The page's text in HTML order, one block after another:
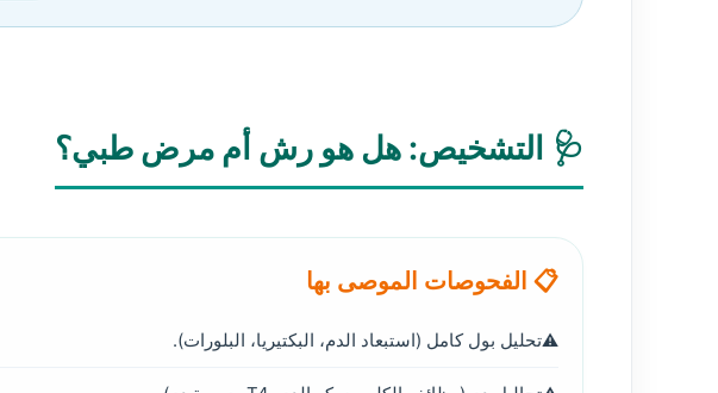
🩺 التشخيص: هل هو رش أم مرض طبي؟
📋 الفحوصات الموصى بها
تحليل بول كامل (استبعاد الدم، البكتيريا، البلورات).